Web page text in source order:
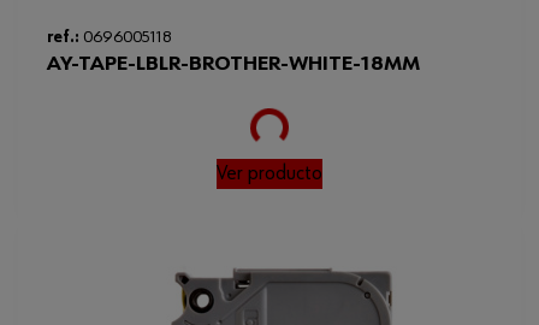
ref.: 0696005118
AY-TAPE-LBLR-BROTHER-WHITE-18MM
Loading...
Ver producto